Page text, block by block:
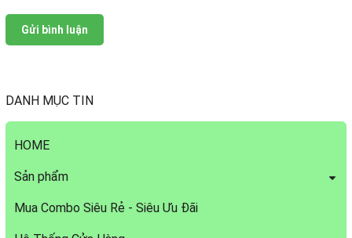
DANH MỤC TIN
HOME
Sản phẩm
Mua Combo Siêu Rẻ - Siêu Ưu Đãi
Gửi bình luận